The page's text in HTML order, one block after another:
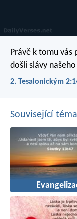
Právě k tomu vás
došli slávy
2. Tesalonickým
Související